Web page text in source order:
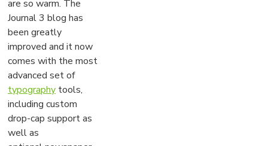
are so warm. The
Journal 3 blog has
been greatly
improved and it now
comes with the most
advanced set of
typography tools,
including custom
drop-cap support as
well as